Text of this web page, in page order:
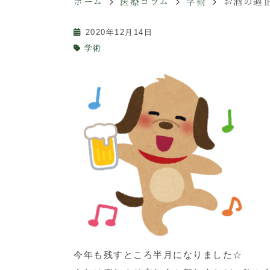
2020年12月14日
学術
今年も残すところ半月になりました☆